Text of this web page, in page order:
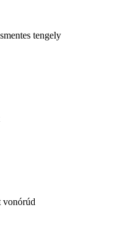
tengely
vonórúd